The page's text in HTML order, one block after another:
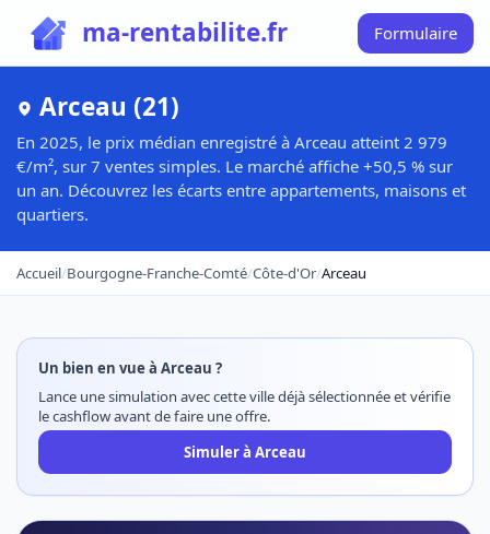
ma-rentabilite.fr Formulaire
Arceau (21)
En 2025, le prix médian enregistré à Arceau atteint 2 979
€/m², sur 7 ventes simples. Le marché affiche +50,5 % sur
un an. Découvrez les écarts entre appartements, maisons et
quartiers.
Accueil/Bourgogne-Franche-Comté/Côte-d'Or/Arceau
Un bien en vue à Arceau ?
Lance une simulation avec cette ville déjà sélectionnée et vérifie
le cashflow avant de faire une offre.
Simuler à Arceau